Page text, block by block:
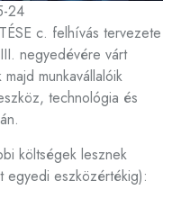
24
c. felhívás tervezete
negyedévére várt
munkavállalóik
technológia és
költségek lesznek
egyedi eszközértékig):